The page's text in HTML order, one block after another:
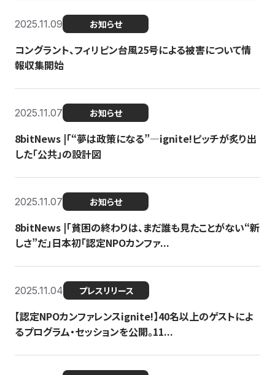
2025.11.09 お知らせ
コングラント、フィリピン台風25号による被害について情
報収集開始
2025.11.07 お知らせ
8bitNews |「“夢は政策になる”—ignite!ピッチが炙り出
した「公共」の設計図
2025.11.07 お知らせ
8bitNews |「貧困の終わりは、まだ誰も見たことがない“新
しさ”だ」日本初「認定NPOカンファ...
2025.11.04 プレスリリース
【認定NPOカンファレンスignite!】40名以上のゲストによ
るプログラム・セッションを公開。11...